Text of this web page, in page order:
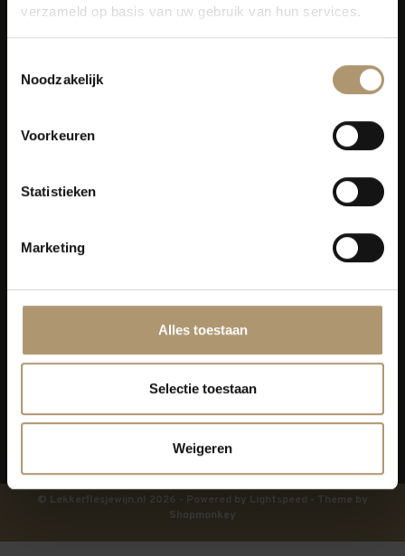
verzameld op basis van uw gebruik van hun services.
Noodzakelijk
Voorkeuren
Statistieken
Marketing
Alles toestaan
Selectie toestaan
Weigeren
2431 AE Noorden
info@lekkerflesjewijn.nl
Klantenservice
© Lekkerflesjewijn.nl 2026 - Powered by Lightspeed - Theme by
Shopmonkey